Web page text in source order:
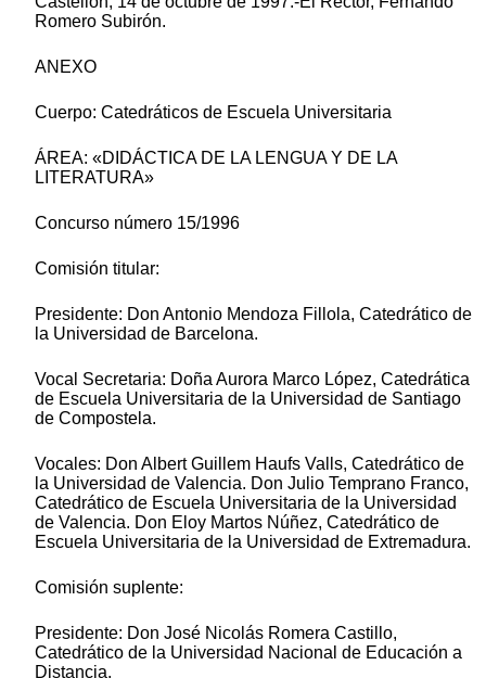
Romero Subirón.
ANEXO
Cuerpo: Catedráticos de Escuela Universitaria
ÁREA: «DIDÁCTICA DE LA LENGUA Y DE LA
LITERATURA»
Concurso número 15/1996
Comisión titular:
Presidente: Don Antonio Mendoza Fillola, Catedrático de
la Universidad de Barcelona.
Vocal Secretaria: Doña Aurora Marco López, Catedrática
de Escuela Universitaria de la Universidad de Santiago
de Compostela.
Vocales: Don Albert Guillem Haufs Valls, Catedrático de
la Universidad de Valencia. Don Julio Temprano Franco,
Catedrático de Escuela Universitaria de la Universidad
de Valencia. Don Eloy Martos Núñez, Catedrático de
Escuela Universitaria de la Universidad de Extremadura.
Comisión suplente:
Presidente: Don José Nicolás Romera Castillo,
Catedrático de la Universidad Nacional de Educación a
Distancia.